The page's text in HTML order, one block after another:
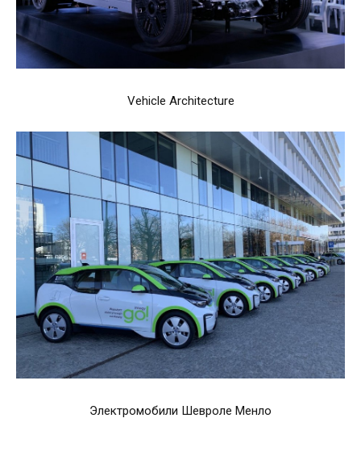
Vehicle Architecture
Электромобили Шевроле Менло